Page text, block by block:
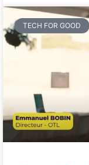
TECH FOR GOOD